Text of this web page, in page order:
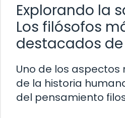
Explorando la
Los filósofos
destacados
Uno de los
de la historia
del pensamiento